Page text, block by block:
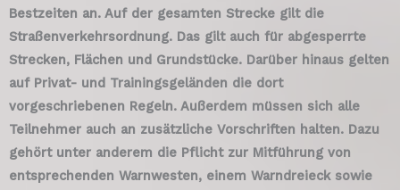
Bestzeiten an. Auf der gesamten Strecke gilt die
Straßenverkehrsordnung. Das gilt auch für abgesperrte
Strecken, Flächen und Grundstücke. Darüber hinaus gelten
auf Privat- und Trainingsgeländen die dort
vorgeschriebenen Regeln. Außerdem müssen sich alle
Teilnehmer auch an zusätzliche Vorschriften halten. Dazu
gehört unter anderem die Pflicht zur Mitführung von
entsprechenden Warnwesten, einem Warndreieck sowie